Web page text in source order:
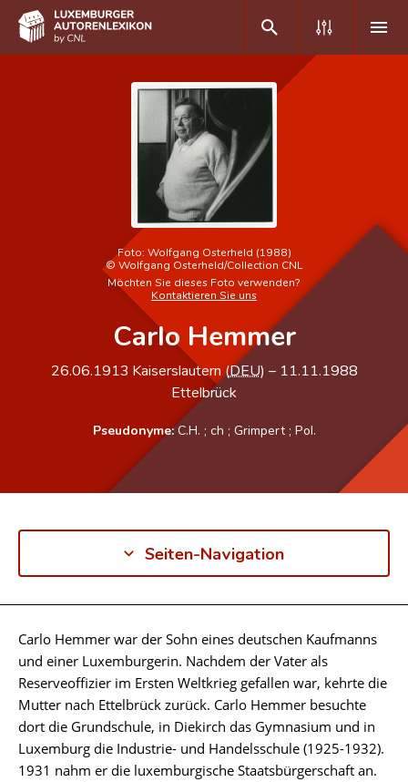
Erweiterte Suche
Häufige Fragen und Antworten
Forschungsgruppe
Foto: Wolfgang Osterheld (1988)
© Wolfgang Osterheld/Collection CNL
Möchten Sie dieses Foto verwenden?
Kontaktieren Sie uns
Carlo Hemmer
26.06.1913 Kaiserslautern (DEU) – 11.11.1988
Ettelbrück
Pseudonyme: C.H. ; ch ; Grimpert; Pol.
Seiten-Navigation
Biographie
Carlo Hemmer war der Sohn eines deutschen Kaufmanns
und einer Luxemburgerin. Nachdem der Vater als
Reserveoffizier im Ersten Weltkrieg gefallen war, kehrte die
Mutter nach Ettelbrück zurück. Carlo Hemmer besuchte
dort die Grundschule, in Diekirch das Gymnasium und in
Luxemburg die Industrie- und Handelsschule (1925-1932).
1931 nahm er die luxemburgische Staatsbürgerschaft an.